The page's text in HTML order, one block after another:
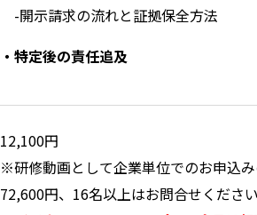
-開示請求の流れと証拠保全方法
・特定後の責任追及
12,100円
※研修動画として企業単位でのお申込
72,600円、16名以上はお問合せください